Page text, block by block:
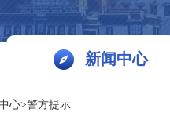
新闻中心
心>警方提示